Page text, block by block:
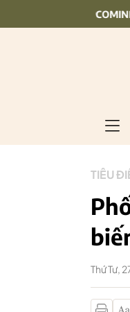
126.99
TIÊU
Thứ Tư,